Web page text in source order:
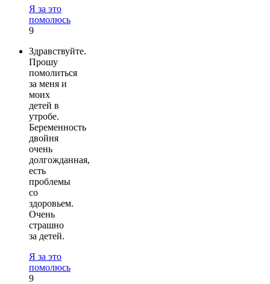
Я за это
помолюсь
9
Здравствуйте.
Прошу
помолиться
за меня и
моих
детей в
утробе.
Беременность
двойня
очень
долгожданная,
есть
проблемы
со
здоровьем.
Очень
страшно
за детей.
Я за это
помолюсь
9